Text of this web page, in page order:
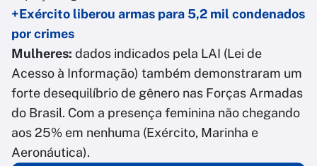
+Exército liberou armas para 5,2 mil condenados
por crimes
Mulheres: dados indicados pela LAI (Lei de
Acesso à Informação) também demonstraram um
forte desequilíbrio de gênero nas Forças Armadas
do Brasil. Com a presença feminina não chegando
aos 25% em nenhuma (Exército, Marinha e
Aeronáutica).